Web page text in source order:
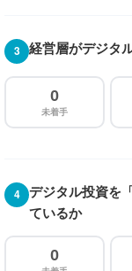
3 経営層がデジタ
0
未着手
4 デジタル投資を
ているか
0